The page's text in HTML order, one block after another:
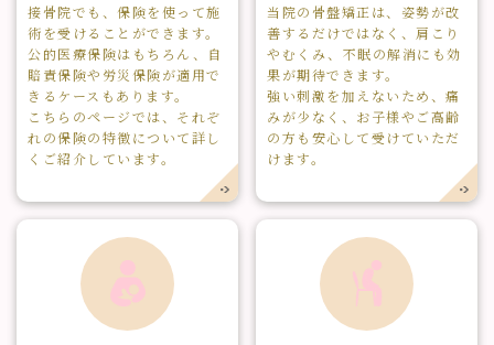
接骨院でも、保険を使って施
術を受けることができます。
公的医療保険はもちろん、自
賠責保険や労災保険が適用で
きるケースもあります。
こちらのページでは、それぞ
れの保険の特徴について詳し
くご紹介しています。
当院の骨盤矯正は、姿勢が改
善するだけではなく、肩こり
やむくみ、不眠の解消にも効
果が期待できます。
強い刺激を加えないため、痛
みが少なく、お子様やご高齢
の方も安心して受けていただ
けます。